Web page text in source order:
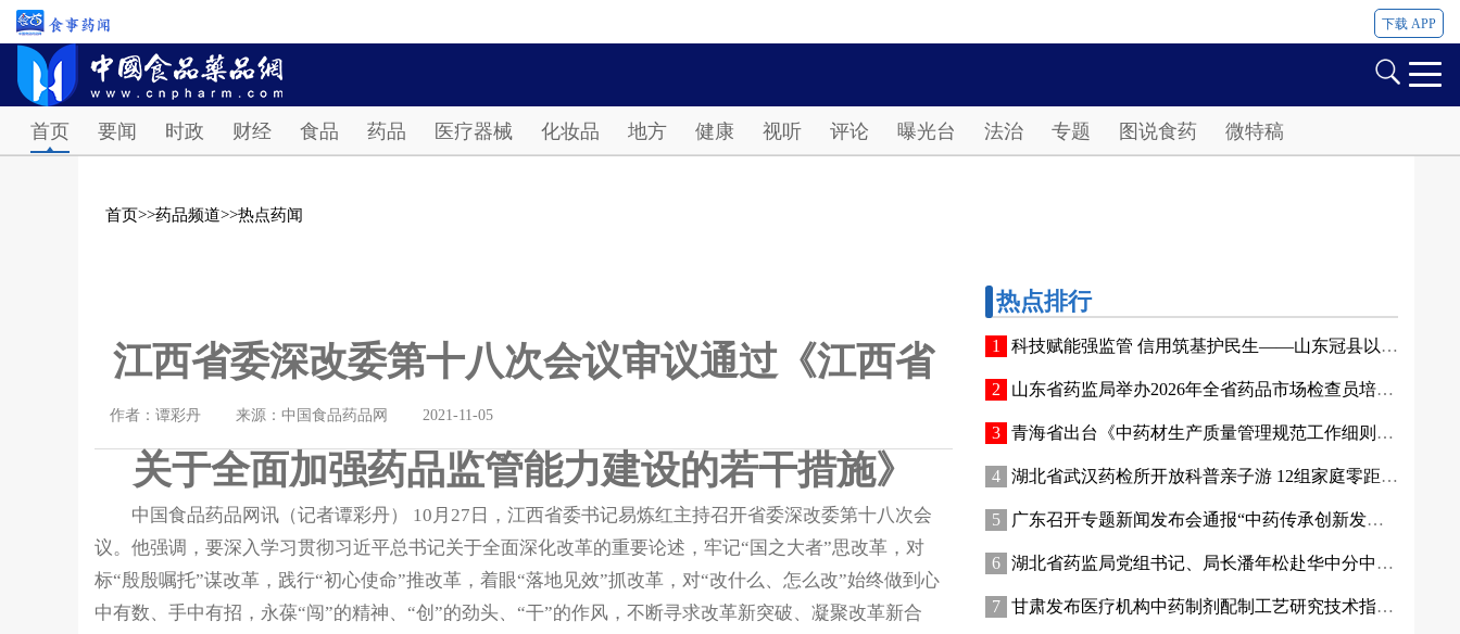
下载 APP
首页 要闻 时政 财经 食品 药品 医疗器械 化妆品 地方 健康 视听 评论 曝光台 法治 专题 图说食药 微特稿
首页>>药品频道>>热点药闻
江西省委深改委第十八次会议审议通过《江西省
关于全面加强药品监管能力建设的若干措施》
作者：谭彩丹 来源：中国食品药品网 2021-11-05
中国食品药品网讯（记者谭彩丹） 10月27日，江西省委书记易炼红主持召开省委深改委第十八次会
议。他强调，要深入学习贯彻习近平总书记关于全面深化改革的重要论述，牢记“国之大者”思改革，对
标“殷殷嘱托”谋改革，践行“初心使命”推改革，着眼“落地见效”抓改革，对“改什么、怎么改”始终做到心
中有数、手中有招，永葆“闯”的精神、“创”的劲头、“干”的作风，不断寻求改革新突破、凝聚改革新合
热点排行
科技赋能强监管 信用筑基护民生——山东冠县以智能管控提质“两定机构”医保服务能力
山东省药监局举办2026年全省药品市场检查员培训班
青海省出台《中药材生产质量管理规范工作细则》 全面强化中药材质量源头管控
湖北省武汉药检所开放科普亲子游 12组家庭零距离接触药品检验
广东召开专题新闻发布会通报“中药传承创新发展工作成效”
湖北省药监局党组书记、局长潘年松赴华中分中心专题调研全面从严治党工作 强调以高质量党建引领药监事业行稳致远
甘肃发布医疗机构中药制剂配制工艺研究技术指南（试行）